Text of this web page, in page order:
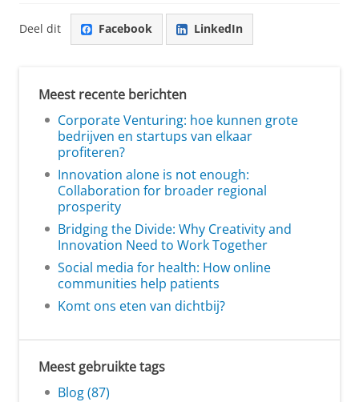
Deel dit Facebook LinkedIn
Meest recente berichten
Corporate Venturing: hoe kunnen grote
bedrijven en startups van elkaar
profiteren?
Innovation alone is not enough:
Collaboration for broader regional
prosperity
Bridging the Divide: Why Creativity and
Innovation Need to Work Together
Social media for health: How online
communities help patients
Komt ons eten van dichtbij?
Meest gebruikte tags
Blog (87)